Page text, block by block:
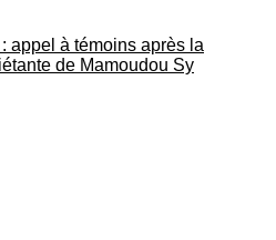
appel à témoins après la
de Mamoudou Sy